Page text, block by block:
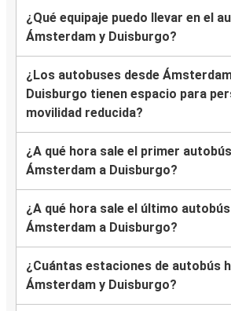
¿Qué equipaje puedo llevar en el
Ámsterdam y Duisburgo?
¿Los autobuses desde
Duisburgo tienen espacio para
movilidad reducida?
¿A qué hora sale el primer
Ámsterdam a Duisburgo?
¿A qué hora sale el último
Ámsterdam a Duisburgo?
¿Cuántas estaciones de autobús
Ámsterdam y Duisburgo?